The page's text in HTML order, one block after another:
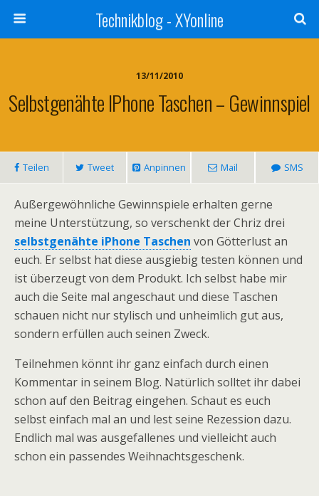
Technikblog - XYonline
13/11/2010
Selbstgenähte IPhone Taschen – Gewinnspiel
Teilen Tweet Anpinnen Mail SMS
Außergewöhnliche Gewinnspiele erhalten gerne
meine Unterstützung, so verschenkt der Chriz drei
selbstgenähte iPhone Taschen von Götterlust an
euch. Er selbst hat diese ausgiebig testen können und
ist überzeugt von dem Produkt. Ich selbst habe mir
auch die Seite mal angeschaut und diese Taschen
schauen nicht nur stylisch und unheimlich gut aus,
sondern erfüllen auch seinen Zweck.
Teilnehmen könnt ihr ganz einfach durch einen
Kommentar in seinem Blog. Natürlich solltet ihr dabei
schon auf den Beitrag eingehen. Schaut es euch
selbst einfach mal an und lest seine Rezession dazu.
Endlich mal was ausgefallenes und vielleicht auch
schon ein passendes Weihnachtsgeschenk.